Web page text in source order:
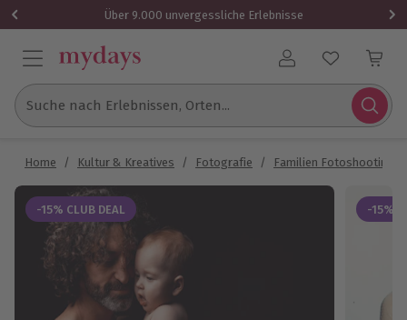
Über 9.000 unvergessliche Erlebnisse
Benutzerkonto
Suche nach Erlebnissen, Orten...
Home / Kultur & Kreatives / Fotografie / Familien Fotoshooting
-15% CLUB DEAL -15%